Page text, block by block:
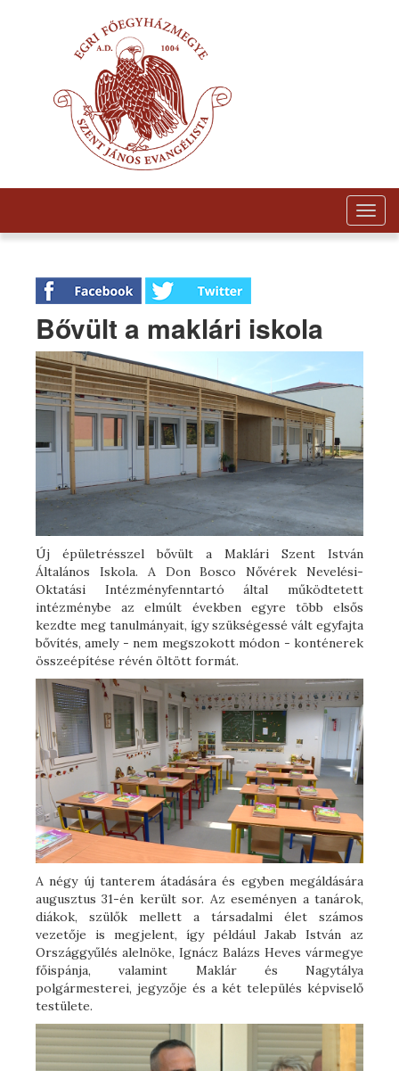
Bővült a maklári iskola
Új épületrésszel bővült a Maklári Szent István
Általános Iskola. A Don Bosco Nővérek Nevelési-
Oktatási Intézményfenntartó által működtetett
intézménybe az elmúlt években egyre több elsős
kezdte meg tanulmányait, így szükségessé vált egyfajta
bővítés, amely - nem megszokott módon - konténerek
összeépítése révén öltött formát.
A négy új tanterem átadására és egyben megáldására
augusztus 31-én került sor. Az eseményen a tanárok,
diákok, szülők mellett a társadalmi élet számos
vezetője is megjelent, így például Jakab István az
Országgyűlés alelnöke, Ignácz Balázs Heves vármegye
főispánja, valamint Maklár és Nagytálya
polgármesterei, jegyzője és a két település képviselő
testülete.